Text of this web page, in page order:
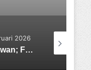
Minggu, 26 Juli 2026
Kesaksian Neli: Dugaan Emas Tak Sesuai Kadar hingga Proses yang Kini Diselidiki Polda Babel